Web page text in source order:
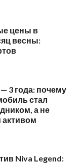
цены в
весны:
3 года: почему
стал
а не
Niva Legend: